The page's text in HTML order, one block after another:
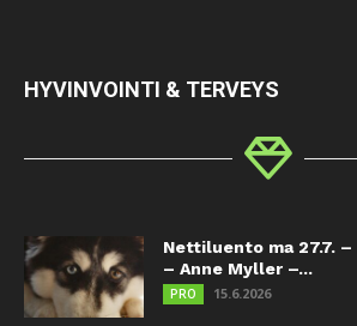
HYVINVOINTI & TERVEYS
Nettiluento ma 27.7.
– Anne Myller –...
PRO 15.6.2026